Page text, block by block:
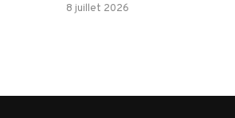
8 juillet 2026